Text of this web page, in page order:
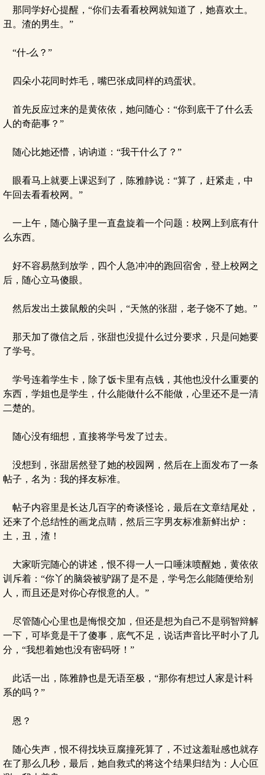
那同学好心提醒，“你们去看看校网就知道了，她喜欢土。
丑。渣的男生。”
“什-么？”
四朵小花同时炸毛，嘴巴张成同样的鸡蛋状。
首先反应过来的是黄依依，她问随心：“你到底干了什么丢
人的奇葩事？”
随心比她还懵，讷讷道：“我干什么了？”
眼看马上就要上课迟到了，陈雅静说：“算了，赶紧走，中
午回去看看校网。”
一上午，随心脑子里一直盘旋着一个问题：校网上到底有什
么东西。
好不容易熬到放学，四个人急冲冲的跑回宿舍，登上校网之
后，随心立马傻眼。
然后发出土拨鼠般的尖叫，“天煞的张甜，老子饶不了她。”
那天加了微信之后，张甜也没提什么过分要求，只是问她要
了学号。
学号连着学生卡，除了饭卡里有点钱，其他也没什么重要的
东西，学姐也是学生，什么能做什么不能做，心里还不是一清
二楚的。
随心没有细想，直接将学号发了过去。
没想到，张甜居然登了她的校园网，然后在上面发布了一条
帖子，名为：我的择友标准。
帖子内容里是长达几百字的奇谈怪论，最后在文章结尾处，
还来了个总结性的画龙点睛，然后三字男友标准新鲜出炉：
土，丑，渣！
大家听完随心的讲述，恨不得一人一口唾沫喷醒她，黄依依
训斥着：“你丫的脑袋被驴踢了是不是，学号怎么能随便给别
人，而且还是对你心存恨意的人。”
尽管随心心里也是悔恨交加，但还是想为自己不是弱智辩解
一下，可毕竟是干了傻事，底气不足，说话声音比平时小了几
分，“我想着她也没有密码呀！”
此话一出，陈雅静也是无语至极，“那你有想过人家是计科
系的吗？”
恩？
随心失声，恨不得找块豆腐撞死算了，不过这羞耻感也就存
在了那么几秒，最后，她自救式的将这个结果归结为：人心叵